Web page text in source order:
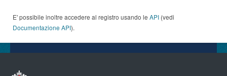
E' possibile inoltre accedere al registro usando le API (vedi
Documentazione API).